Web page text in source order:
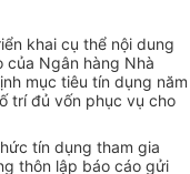
khai cụ thể nội dung
của Ngân hàng Nhà
mục tiêu tín dụng năm
trí đủ vốn phục vụ cho
tín dụng tham gia
thôn lập báo cáo gửi